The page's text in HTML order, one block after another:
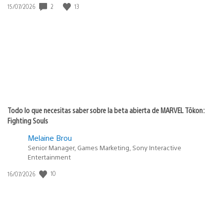
Fecha
15/07/2026 2 13
Todo lo que necesitas saber sobre la beta abierta de MARVEL Tōkon:
Fighting Souls
Melaine Brou
Senior Manager, Games Marketing, Sony Interactive
Entertainment
Fecha
16/07/2026 10